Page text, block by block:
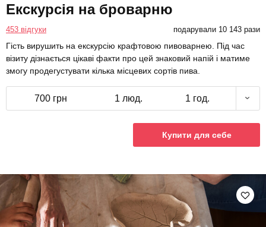
Екскурсія на броварню
453 відгуки подарували 10 143 рази
Гість вирушить на екскурсію крафтовою пивоварнею. Під час
візиту дізнається цікаві факти про цей знаковий напій і матиме
змогу продегустувати кілька місцевих сортів пива.
700 грн 1 люд. 1 год.
Купити для себе